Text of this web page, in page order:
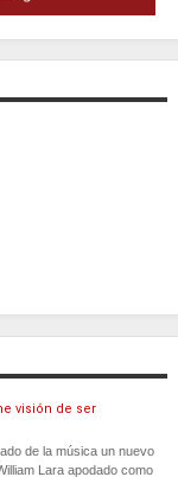
visión de ser
de la música un nuevo
Lara apodado como